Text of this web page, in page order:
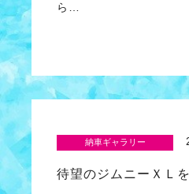
ら…
納車ギャラリー
待望のジムニーＸＬ